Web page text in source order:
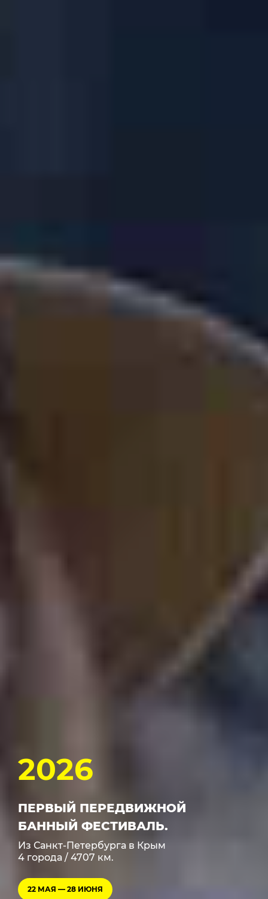
2026
ПЕРВЫЙ ПЕРЕДВИЖНОЙ
БАННЫЙ ФЕСТИВАЛЬ.
Из Санкт-Петербурга в Крым
4 города / 4707 км.
22 МАЯ — 28 ИЮНЯ